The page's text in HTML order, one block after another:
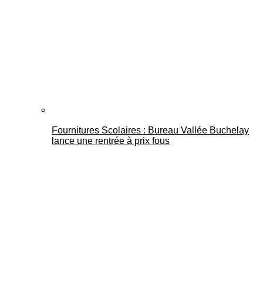
Fournitures Scolaires : Bureau Vallée Buchelay
lance une rentrée à prix fous